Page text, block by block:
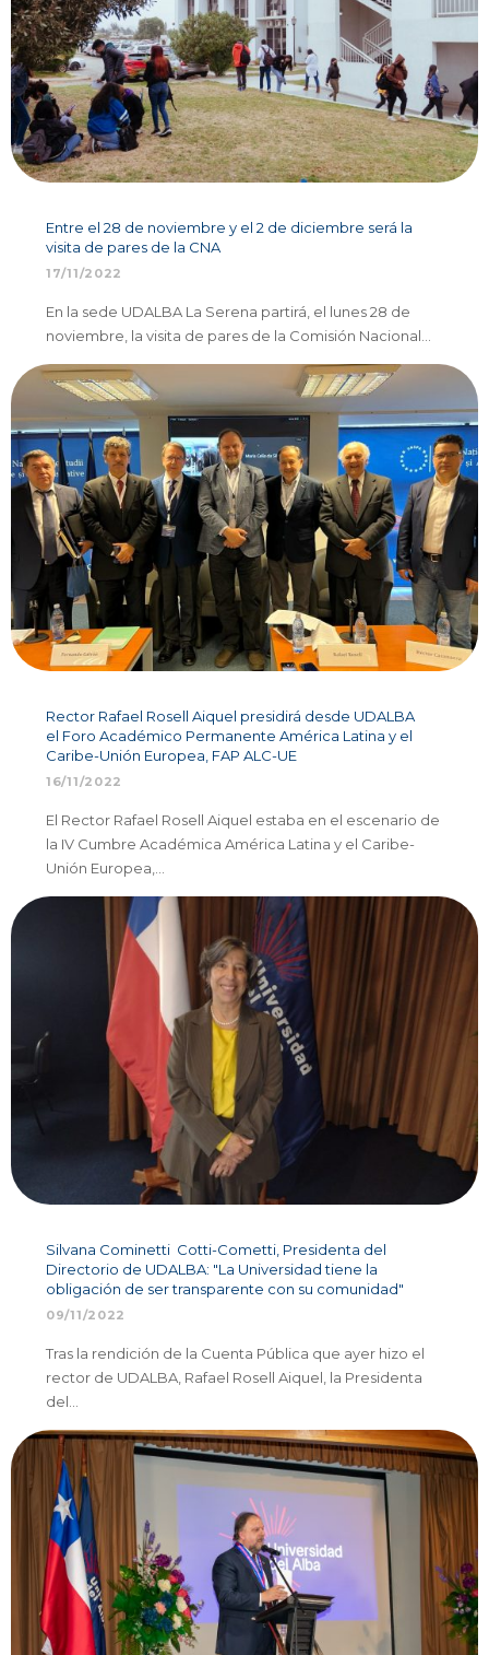
Entre el 28 de noviembre y el 2 de diciembre será la
visita de pares de la CNA
17/11/2022
En la sede UDALBA La Serena partirá, el lunes 28 de
noviembre, la visita de pares de la Comisión Nacional…
Rector Rafael Rosell Aiquel presidirá desde UDALBA
el Foro Académico Permanente América Latina y el
Caribe-Unión Europea, FAP ALC-UE
16/11/2022
El Rector Rafael Rosell Aiquel estaba en el escenario de
la IV Cumbre Académica América Latina y el Caribe-
Unión Europea,…
Silvana Cominetti Cotti-Cometti, Presidenta del
Directorio de UDALBA: "La Universidad tiene la
obligación de ser transparente con su comunidad"
09/11/2022
Tras la rendición de la Cuenta Pública que ayer hizo el
rector de UDALBA, Rafael Rosell Aiquel, la Presidenta
del…